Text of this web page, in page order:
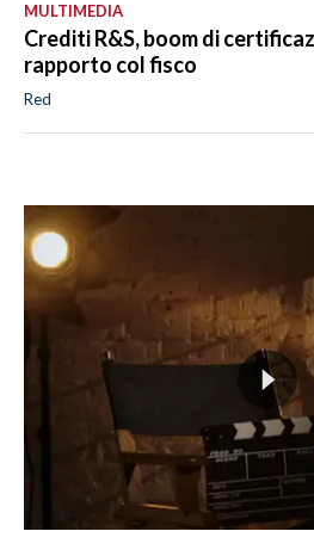
MULTIMEDIA
Crediti R&S, boom di
rapporto col fisco
Red